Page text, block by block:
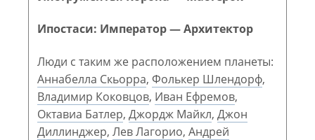
Ипостаси: Император — Архитектор
Люди с таким же расположением планеты:
Аннабелла Скьорра, Фолькер Шлендорф,
Владимир Коковцов, Иван Ефремов,
Октавиа Батлер, Джордж Майкл, Джон
Диллинджер, Лев Лагорио, Андрей